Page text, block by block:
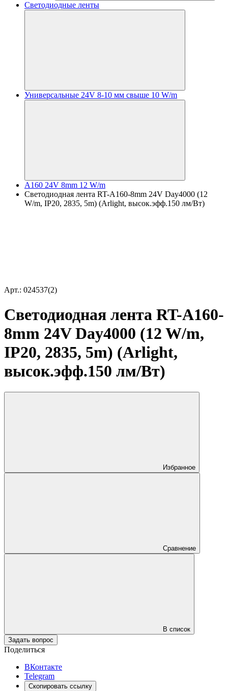
Светодиодные ленты
Универсальные 24V 8-10 мм свыше 10 W/m
A160 24V 8mm 12 W/m
Светодиодная лента RT-A160-8mm 24V Day4000 (12
W/m, IP20, 2835, 5m) (Arlight, высок.эфф.150 лм/Вт)
Арт.: 024537(2)
Светодиодная лента RT-A160-
8mm 24V Day4000 (12 W/m,
IP20, 2835, 5m) (Arlight,
высок.эфф.150 лм/Вт)
Избранное
Сравнение
В список
Задать вопрос
Поделиться
ВКонтакте
Telegram
Скопировать ссылку